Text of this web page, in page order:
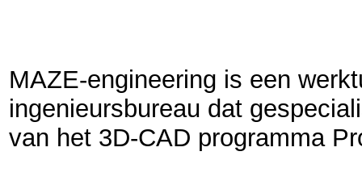
MAZE-engineering is een
ingenieursbureau dat
van het 3D-CAD programma